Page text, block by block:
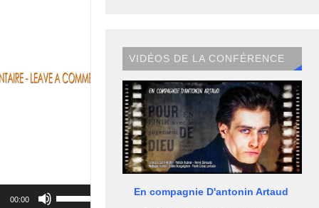
00:00
Utilisez
VIDÉOS DE LA CONFÉRENCE
En compagnie D'antonin Artaud